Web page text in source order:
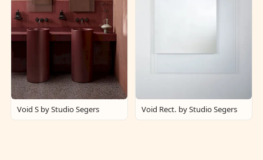
Void S by Studio Segers Void Rect. by Studio Segers